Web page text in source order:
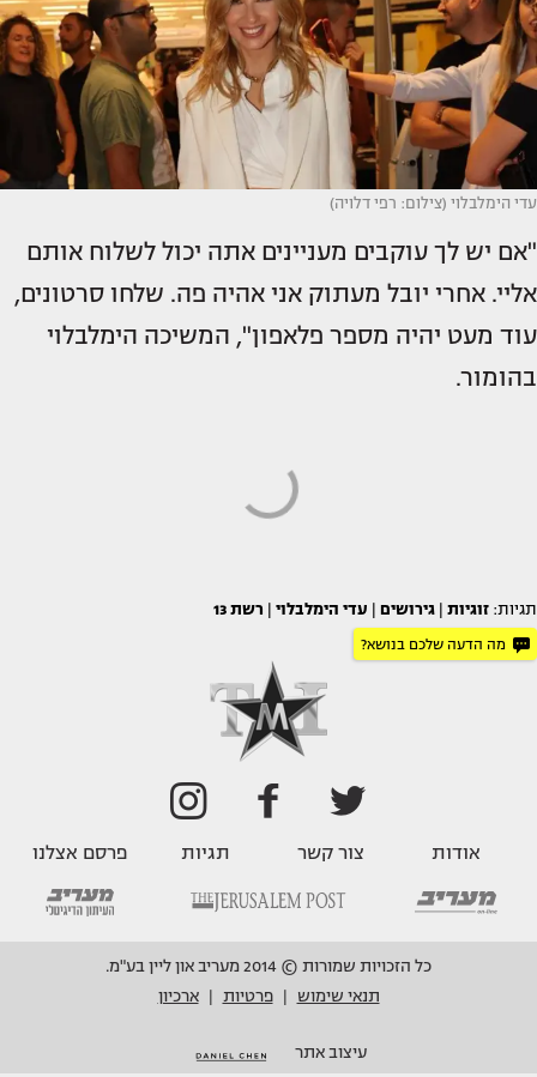
עדי הימלבלוי (צילום: רפי דלויה)
"אם יש לך עוקבים מעניינים אתה יכול לשלוח אותם
אליי. אחרי יובל מעתוק אני אהיה פה. שלחו סרטונים,
עוד מעט יהיה מספר פלאפון", המשיכה הימלבלוי
בהומור.
תגיות: זוגיות גירושים עדי הימלבלוי רשת 13
מה הדעה שלכם בנושא?
אודות צור קשר תגיות פרסם אצלנו
כל הזכויות שמורות © 2014 מעריב און ליין בע"מ.
תנאי שימוש
פרטיות ארכיון
עיצוב אתר